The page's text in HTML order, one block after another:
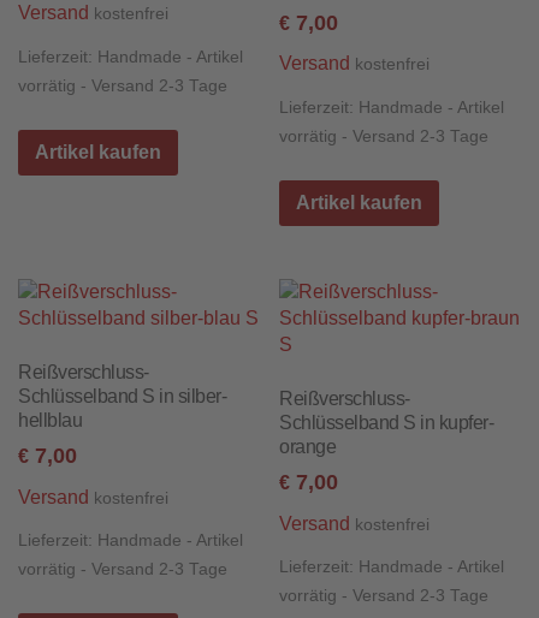
Versand kostenfrei
Lieferzeit: Handmade - Artikel
vorrätig - Versand 2-3 Tage
Artikel kaufen
€ 7,00
Versand kostenfrei
Lieferzeit: Handmade - Artikel
vorrätig - Versand 2-3 Tage
Artikel kaufen
Reißverschluss-
Schlüsselband S in silber-
hellblau
€ 7,00
Versand kostenfrei
Lieferzeit: Handmade - Artikel
vorrätig - Versand 2-3 Tage
Reißverschluss-
Schlüsselband S in kupfer-
orange
€ 7,00
Versand kostenfrei
Lieferzeit: Handmade - Artikel
vorrätig - Versand 2-3 Tage